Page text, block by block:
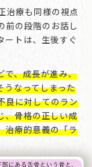
治療も同様の視点
前の段階のお話し
ートは、生後すぐ
で、成長が進み、
うなってしまった
良に対してのラン
、骨格の正しい成
治療的意義の「ラ